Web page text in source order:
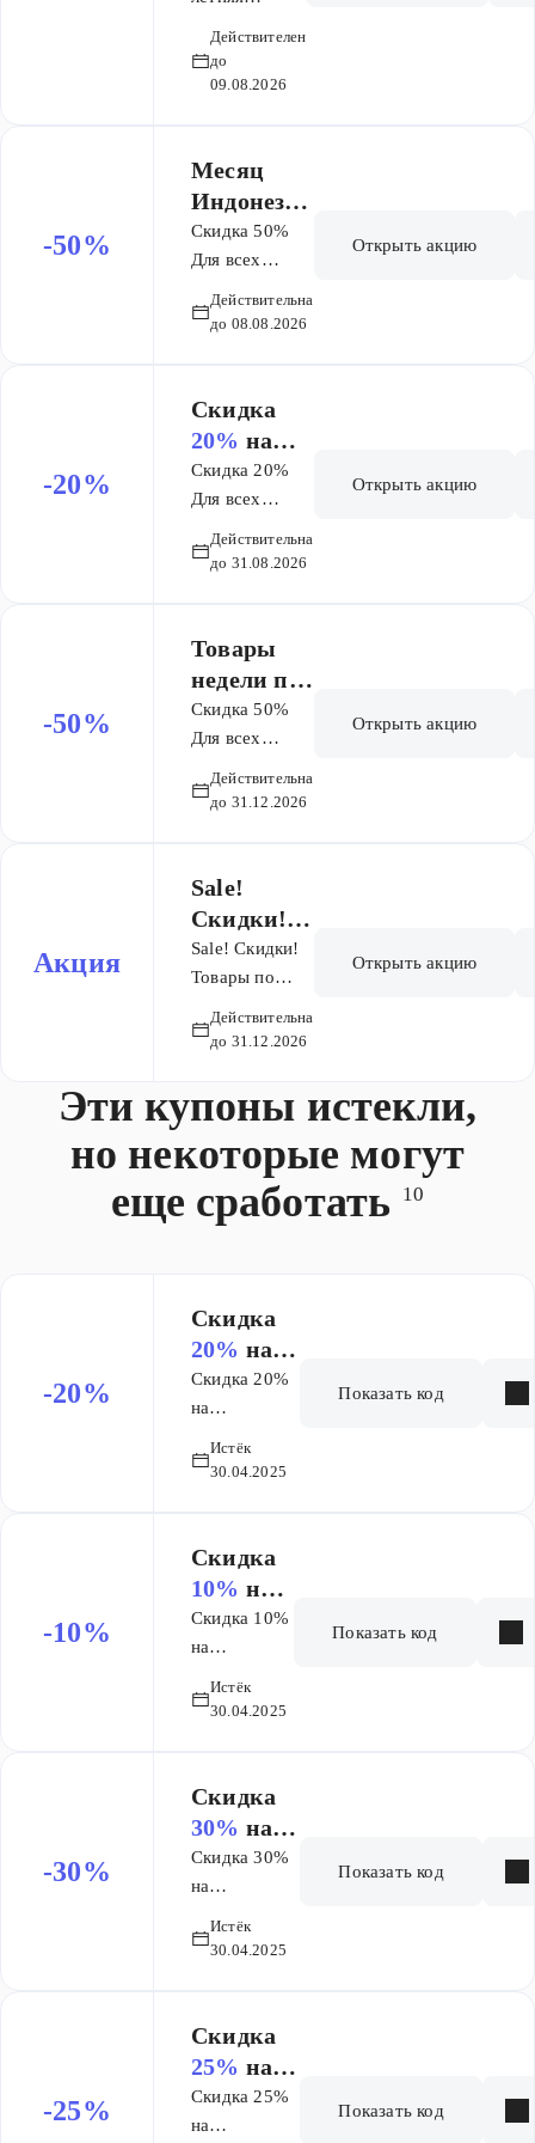
BORK,
Xiaomi,
техника,
Бытовая
техника, Теле-
химия,
Садовая
техника, а
также бренды:
Xiaomi,
Скидки
до20%
промокод
Скидки до
20% по
Действителен
до
09.08.2026
-50%
Месяц
Индонези
и! Скидки
до50%
Скидка 50%
Для всех
Без
покупок
Действительна
до 08.08.2026
Открыть акцию
-20%
Скидка
20% на
садовую
мебель из
тика!
Скидка 20%
Для всех
Действует на
Действительна
до 31.08.2026
Открыть акцию
-50%
Товары
недели по
приятным
скидкам!
Скидки до
50%
Скидка 50%
Для всех
Без
покупок
Действительна
до 31.12.2026
Открыть акцию
Акция
Sale!
Скидки!
Товары по
выгодные
ценам
Sale! Скидки!
Товары по
ценам
Действительна
до 31.12.2026
Открыть акцию
Эти купоны истекли,
но некоторые могут
еще сработать
10
-20%
Скидка
20% на
заказ
Скидка 20%
на
ассортимент!
Истёк
30.04.2025
Показать код
-10%
Скидка
10% на
заказ
Скидка 10%
на
ассортимент
Истёк
30.04.2025
Показать код
-30%
Скидка
30% на
заказ
Скидка 30%
на
ассортимент!
Истёк
30.04.2025
Показать код
-25%
Скидка
25% на
заказ
Скидка 25%
на
Показать код